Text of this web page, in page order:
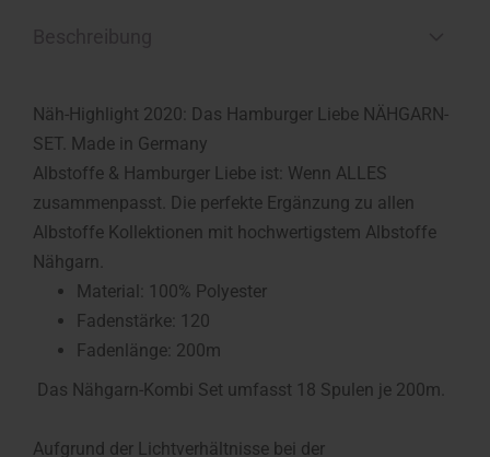
Näh-Highlight 2020: Das Hamburger Liebe NÄHGARN-
SET. Made in Germany
Albstoffe & Hamburger Liebe ist: Wenn ALLES
zusammenpasst. Die perfekte Ergänzung zu allen
Albstoffe Kollektionen mit hochwertigstem Albstoffe
Nähgarn.
Material: 100% Polyester
Fadenstärke: 120
Fadenlänge: 200m
Das Nähgarn-Kombi Set umfasst 18 Spulen je 200m.
Aufgrund der Lichtverhältnisse bei der